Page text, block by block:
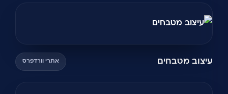
עיצוב מטבחים אתרי וורדפרס